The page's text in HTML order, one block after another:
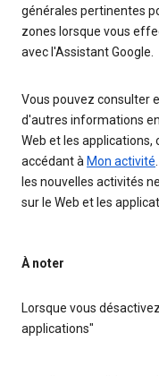
générales pertinentes
zones lorsque vous
avec l'Assistant Google.
Vous pouvez consulter
d'autres informations
Web et les
accédant à Mon activité
les nouvelles activités
sur le Web et les
À noter
Lorsque vous
applications"